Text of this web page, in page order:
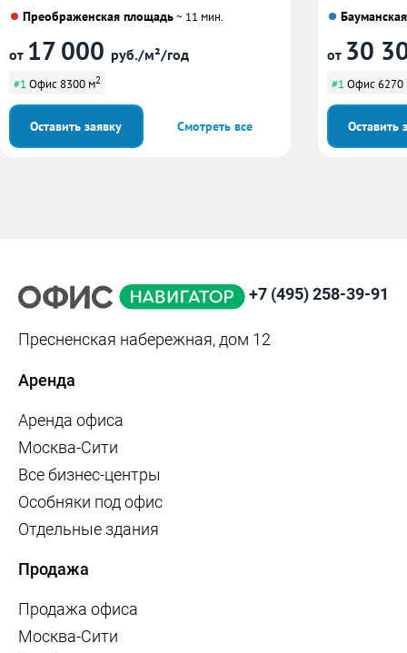
Преображенская площадь~ 11 мин.
от 17 000 руб./м²/год
#1 Офис 8300 м2
Оставить заявку Смотреть все
Бауманская
от 30
#1 Офис 6270
Оставить
+7 (495) 258-39-91
Пресненская набережная, дом 12
Аренда
Аренда офиса
Москва-Сити
Все бизнес-центры
Особняки под офис
Отдельные здания
Продажа
Продажа офиса
Москва-Сити